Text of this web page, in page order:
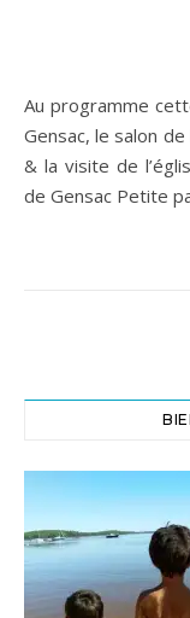
Au programme cette année : La visite guidée du village de
Gensac, le salon
& la visite de
de Gensac Petite